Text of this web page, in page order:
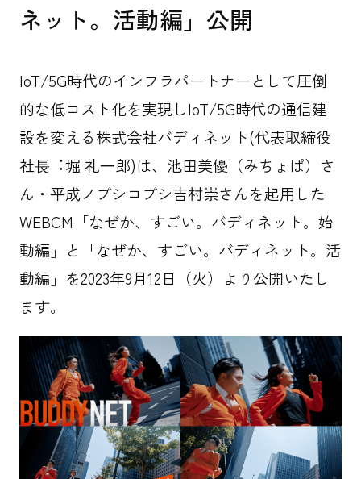
資料ダウンロード
FOLLOW US
情報セキュリティ基本方針
プライバシーポリシー
Cookie等の第三者提供について
労働者派遣法に基づく情報公開
サイトマップ
ネット。活動編」公開
IoT/5G時代のインフラパートナーとして圧倒
的な低コスト化を実現しIoT/5G時代の通信建
設を変える株式会社バディネット(代表取締役
社⻑︓堀 礼⼀郎)は、池田美優（みちょぱ）さ
ん・平成ノブシコブシ吉村崇さんを起用した
WEBCM「なぜか、すごい。バディネット。始
動編」と「なぜか、すごい。バディネット。活
動編」を2023年9月12日（火）より公開いたし
ます。